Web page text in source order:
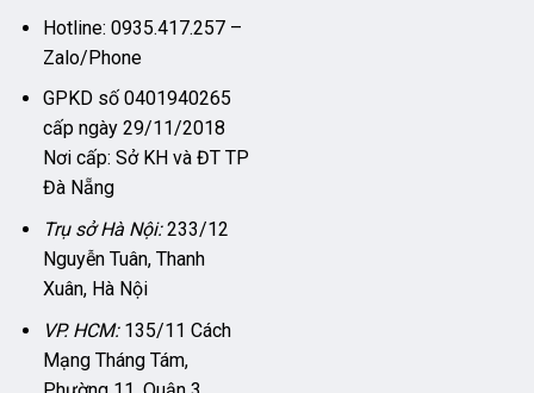
Hotline: 0935.417.257 –
Zalo/Phone
GPKD số 0401940265
cấp ngày 29/11/2018
Nơi cấp: Sở KH và ĐT TP
Đà Nẵng
Trụ sở Hà Nội:233/12
Nguyễn Tuân, Thanh
Xuân, Hà Nội
VP. HCM:135/11 Cách
Mạng Tháng Tám,